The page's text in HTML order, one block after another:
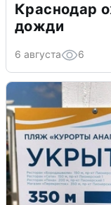
Краснодар
дожди
6 августа 6